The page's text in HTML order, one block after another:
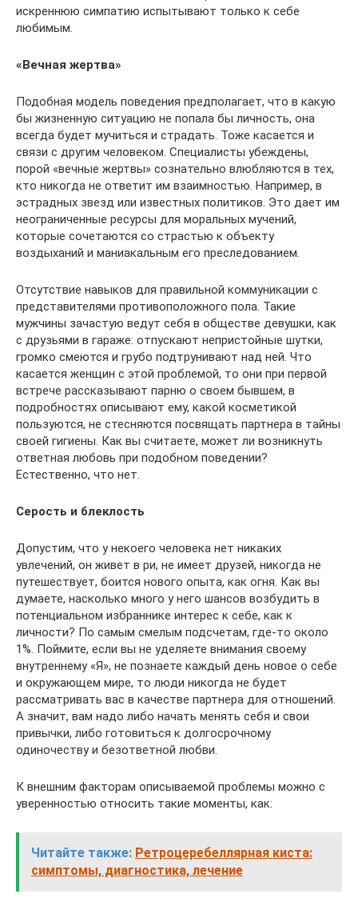
искреннюю симпатию испытывают только к себе
любимым.
«Вечная жертва»
Подобная модель поведения предполагает, что в какую
бы жизненную ситуацию не попала бы личность, она
всегда будет мучиться и страдать. Тоже касается и
связи с другим человеком. Специалисты убеждены,
порой «вечные жертвы» сознательно влюбляются в тех,
кто никогда не ответит им взаимностью. Например, в
эстрадных звезд или известных политиков. Это дает им
неограниченные ресурсы для моральных мучений,
которые сочетаются со страстью к объекту
воздыханий и маниакальным его преследованием.
Отсутствие навыков для правильной коммуникации с
представителями противоположного пола. Такие
мужчины зачастую ведут себя в обществе девушки, как
с друзьями в гараже: отпускают непристойные шутки,
громко смеются и грубо подтрунивают над ней. Что
касается женщин с этой проблемой, то они при первой
встрече рассказывают парню о своем бывшем, в
подробностях описывают ему, какой косметикой
пользуются, не стесняются посвящать партнера в тайны
своей гигиены. Как вы считаете, может ли возникнуть
ответная любовь при подобном поведении?
Естественно, что нет.
Серость и блеклость
Допустим, что у некоего человека нет никаких
увлечений, он живет в ри, не имеет друзей, никогда не
путешествует, боится нового опыта, как огня. Как вы
думаете, насколько много у него шансов возбудить в
потенциальном избраннике интерес к себе, как к
личности? По самым смелым подсчетам, где-то около
1%. Поймите, если вы не уделяете внимания своему
внутреннему «Я», не познаете каждый день новое о себе
и окружающем мире, то люди никогда не будет
рассматривать вас в качестве партнера для отношений.
А значит, вам надо либо начать менять себя и свои
привычки, либо готовиться к долгосрочному
одиночеству и безответной любви.
К внешним факторам описываемой проблемы можно с
уверенностью относить такие моменты, как:
Читайте также: Ретроцеребеллярная киста:
симптомы, диагностика, лечение